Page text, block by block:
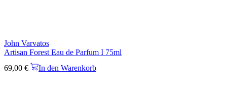
John Varvatos
Artisan Forest Eau de Parfum I 75ml
69,00 € In den Warenkorb